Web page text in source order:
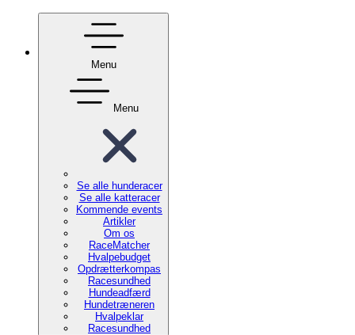
Menu
Menu
Se alle hunderacer
Se alle katteracer
Kommende events
Artikler
Om os
RaceMatcher
Hvalpebudget
Opdrætterkompas
Racesundhed
Hundeadfærd
Hundetræneren
Hvalpeklar
Racesundhed